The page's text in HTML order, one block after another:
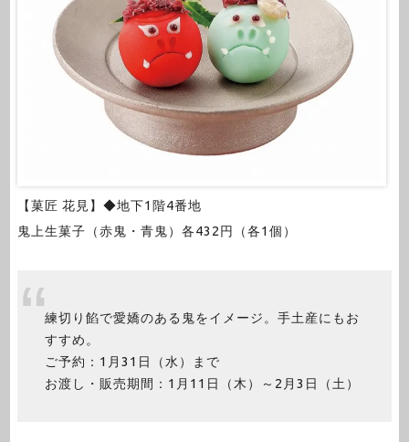
【菓匠 花見】◆地下1階4番地
鬼上生菓子（赤鬼・青鬼）各432円（各1個）
練切り餡で愛嬌のある鬼をイメージ。手土産にもお
すすめ。
ご予約：1月31日（水）まで
お渡し・販売期間：1月11日（木）～2月3日（土）